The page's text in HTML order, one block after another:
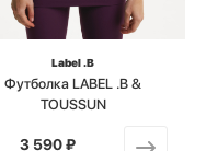
Label .B
Футболка LABEL .B &
TOUSSUN
от
3 590 ₽